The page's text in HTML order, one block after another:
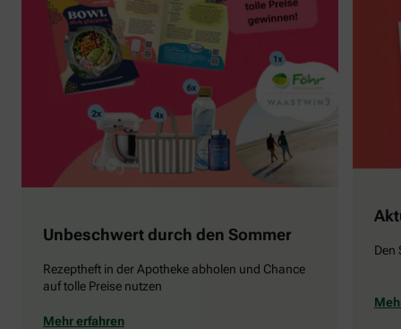
Unbeschwert durch den Sommer
Rezeptheft in der Apotheke abholen und Chance
auf tolle Preise nutzen
Mehr erfahren
Den